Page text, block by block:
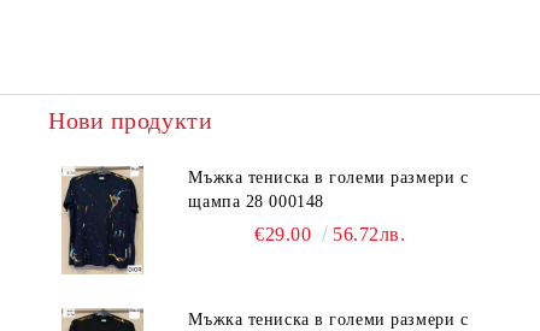
Нови продукти
Мъжка тениска в големи размери с
щампа 28 000148
€29.00 56.72лв.
Мъжка тениска в големи размери с